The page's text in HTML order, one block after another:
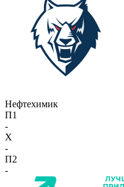
Нефтехимик
П1
-
X
-
П2
-